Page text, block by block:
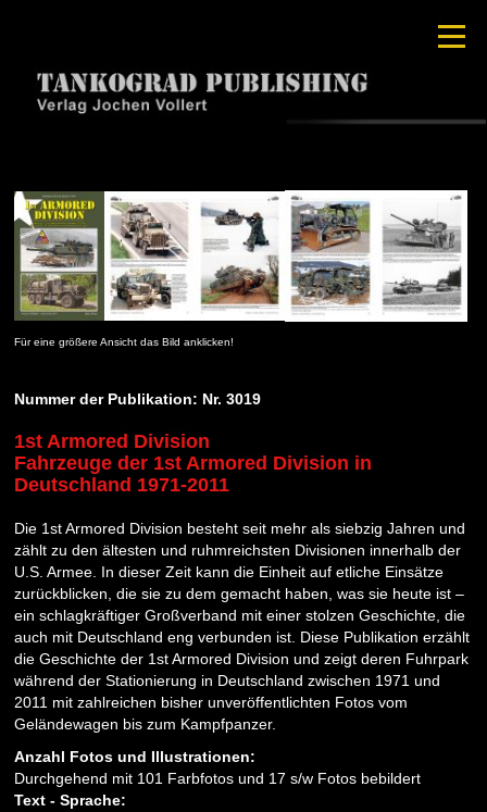
Für eine größere Ansicht das Bild anklicken!
Nummer der Publikation: Nr. 3019
1st Armored Division
Fahrzeuge der 1st Armored Division in
Deutschland 1971-2011
Die 1st Armored Division besteht seit mehr als siebzig Jahren und
zählt zu den ältesten und ruhmreichsten Divisionen innerhalb der
U.S. Armee. In dieser Zeit kann die Einheit auf etliche Einsätze
zurückblicken, die sie zu dem gemacht haben, was sie heute ist –
ein schlagkräftiger Großverband mit einer stolzen Geschichte, die
auch mit Deutschland eng verbunden ist. Diese Publikation erzählt
die Geschichte der 1st Armored Division und zeigt deren Fuhrpark
während der Stationierung in Deutschland zwischen 1971 und
2011 mit zahlreichen bisher unveröffentlichten Fotos vom
Geländewagen bis zum Kampfpanzer.
Anzahl Fotos und Illustrationen:
Durchgehend mit 101 Farbfotos und 17 s/w Fotos bebildert
Text - Sprache: